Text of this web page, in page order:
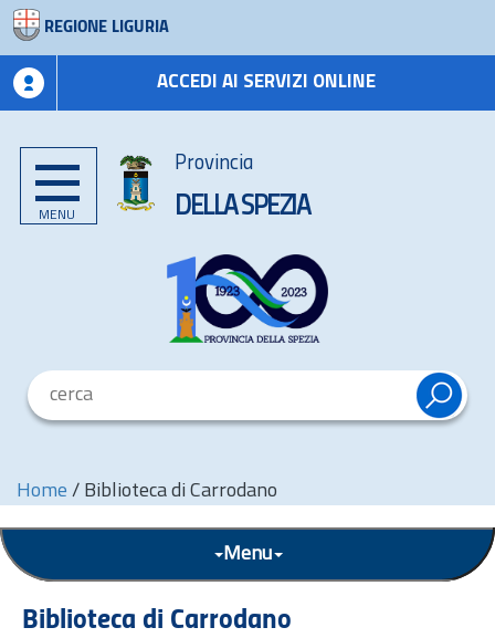
REGIONE LIGURIA
ACCEDI AI SERVIZI ONLINE
MENU
Provincia
DELLA SPEZIA
Home / Biblioteca di Carrodano
Menu
Biblioteca di Carrodano